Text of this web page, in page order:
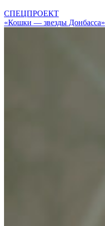
СПЕЦПРОЕКТ
«Кошки — звезды Донбасса»